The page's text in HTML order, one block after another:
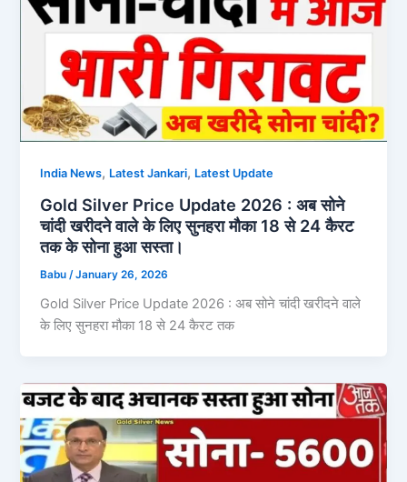
India News, Latest Jankari, Latest Update
Gold Silver Price Update 2026 : अब सोने
चांदी खरीदने वाले के लिए सुनहरा मौका 18 से 24 कैरट
तक के सोना हुआ सस्ता।
Babu /January 26, 2026
Gold Silver Price Update 2026 : अब सोने चांदी खरीदने वाले
के लिए सुनहरा मौका 18 से 24 कैरट तक